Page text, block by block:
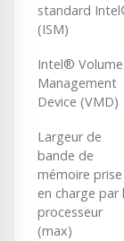
standard
(ISM)
Intel® Volume
Management
Device (VMD)
Largeur de
bande de
mémoire prise
en charge par
processeur
(max)